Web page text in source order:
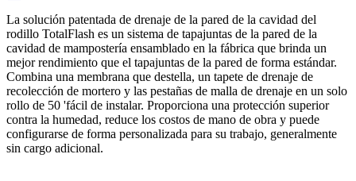
La solución patentada de drenaje de la pared de la cavidad del
rodillo TotalFlash es un sistema de tapajuntas de la pared de la
cavidad de mampostería ensamblado en la fábrica que brinda un
mejor rendimiento que el tapajuntas de la pared de forma estándar.
Combina una membrana que destella, un tapete de drenaje de
recolección de mortero y las pestañas de malla de drenaje en un solo
rollo de 50 'fácil de instalar. Proporciona una protección superior
contra la humedad, reduce los costos de mano de obra y puede
configurarse de forma personalizada para su trabajo, generalmente
sin cargo adicional.